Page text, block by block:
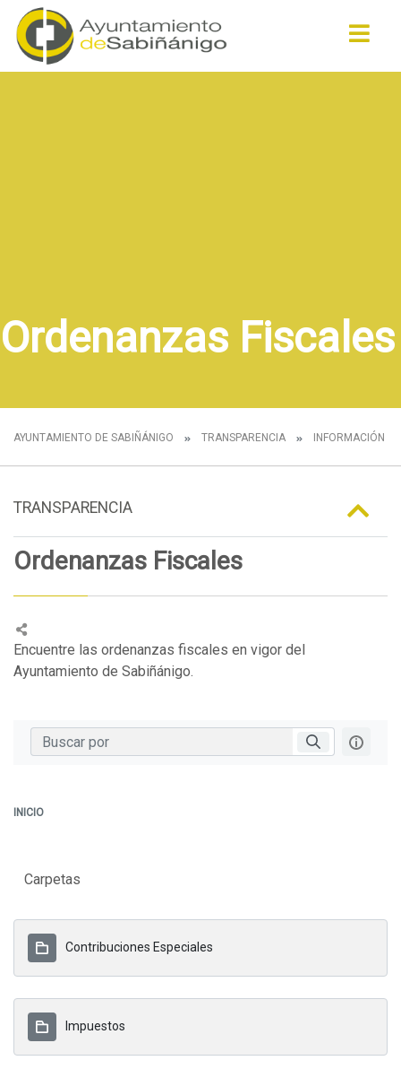
Ordenanzas Fiscales
AYUNTAMIENTO DE SABIÑÁNIGO TRANSPARENCIA INFORMACIÓN
TRANSPARENCIA
Ordenanzas Fiscales
Encuentre las ordenanzas fiscales en vigor del
Ayuntamiento de Sabiñánigo.
INICIO
Carpetas
Contribuciones Especiales
Impuestos